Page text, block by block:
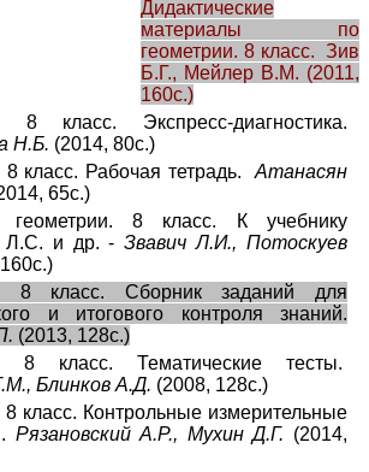
Дидактические
материалы по
геометрии. 8 класс. Зив
Б.Г., Мейлер В.М. (2011,
160с.)
8 класс. Экспресс-диагностика.
Н.Б. (2014, 80с.)
8 класс. Рабочая тетрадь. Атанасян
65с.)
8 класс. К учебнику
Л.С. и др. -Звавич Л.И., Потоскуев
8 класс. Сборник заданий для
и итогового контроля знаний.
(2013, 128с.)
8 класс. Тематические тесты.
Блинков А.Д. (2008, 128с.)
8 класс. Контрольные измерительные
Рязановский А.Р., Мухин Д.Г. (2014,